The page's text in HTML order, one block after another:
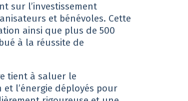
sur l’investissement
et bénévoles. Cette
ainsi que plus de 500
à la réussite de
tient à saluer le
l’énergie déployés pour